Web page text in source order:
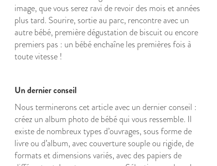
image, que vous serez ravi de revoir des mois et années
plus tard. Sourire, sortie au parc, rencontre avec un
autre bébé, première dégustation de biscuit ou encore
premiers pas : un bébé enchaîne les premières fois à
toute vitesse !
Un dernier conseil
Nous terminerons cet article avec un dernier conseil :
créez un album photo de bébé qui vous ressemble. Il
existe de nombreux types d’ouvrages, sous forme de
livre ou d’album, avec couverture souple ou rigide, de
formats et dimensions variés, avec des papiers de